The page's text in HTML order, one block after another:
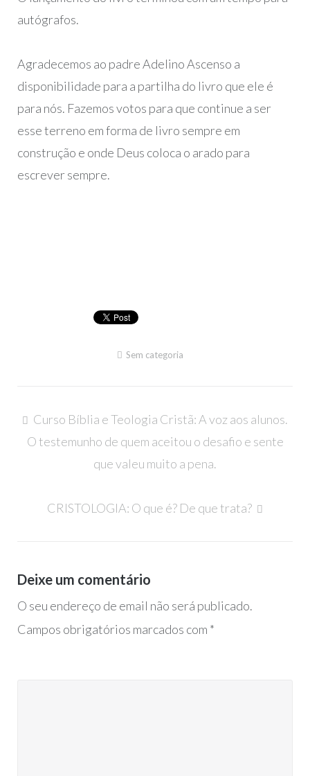
autógrafos.
Agradecemos ao padre Adelino Ascenso a
disponibilidade para a partilha do livro que ele é
para nós. Fazemos votos para que continue a ser
esse terreno em forma de livro sempre em
construção e onde Deus coloca o arado para
escrever sempre.
Sem categoria
Navegação
de
Curso Bíblia e Teologia Cristã: A voz aos alunos.
O testemunho de quem aceitou o desafio e sente
que valeu muito a pena.
CRISTOLOGIA: O que é? De que trata?
Deixe um comentário
O seu endereço de email não será publicado.
Campos obrigatórios marcados com *